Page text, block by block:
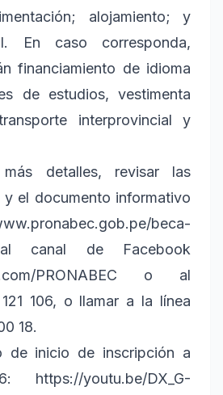
alojamiento; y
En caso corresponda,
financiamiento de idioma
de estudios, vestimenta
interprovincial y
detalles, revisar las
y el documento informativo
beca-
canal de Facebook
PRONABEC o al
106, o llamar a la línea
18.
de inicio de inscripción a
https://youtu.be/DX_G-